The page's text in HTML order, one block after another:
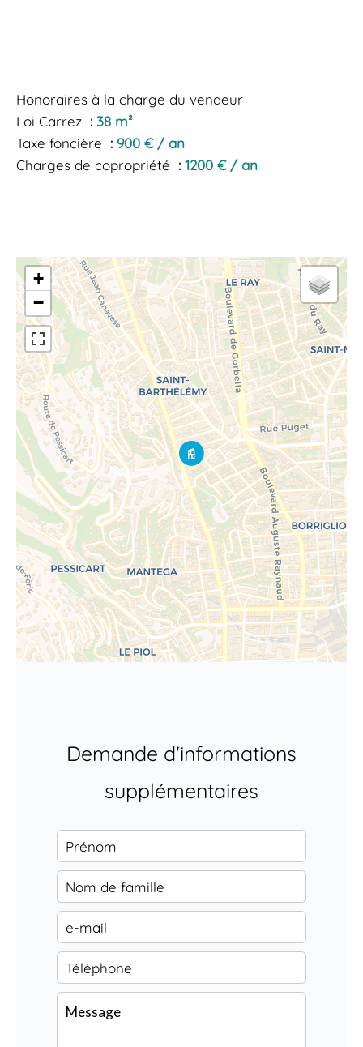
Honoraires à la charge du vendeur
Loi Carrez
38 m²
Taxe foncière
900 € / an
Charges de copropriété
1200 € / an
+
−
Demande d'informations
supplémentaires